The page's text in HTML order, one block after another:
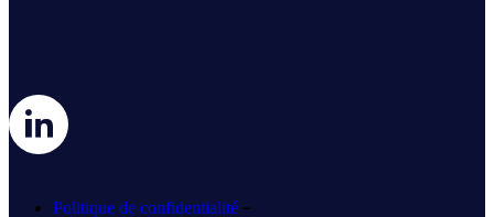
Politique de confidentialité -